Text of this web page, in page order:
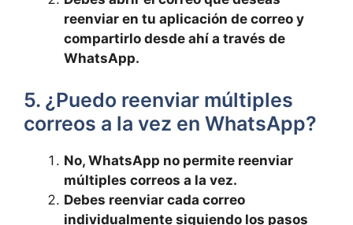
reenviar en tu aplicación de correo y
compartirlo desde ahí a través‍ de
WhatsApp.
5. ¿Puedo reenviar múltiples
correos a la vez⁣ en WhatsApp?
No, WhatsApp no permite ​reenviar
múltiples ⁣correos‌ a la vez.
Debes ⁢reenviar cada correo
individualmente‍ siguiendo⁣ los pasos⁢